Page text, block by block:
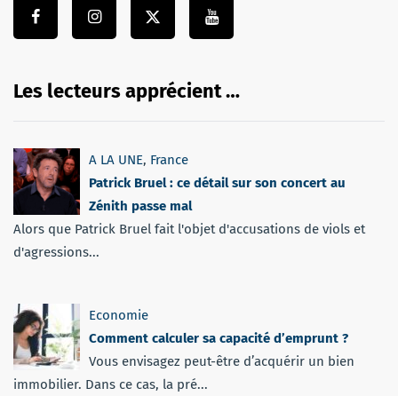
Les lecteurs apprécient …
A LA UNE, France
Patrick Bruel : ce détail sur son concert au
Zénith passe mal
Alors que Patrick Bruel fait l'objet d'accusations de viols et
d'agressions...
Economie
Comment calculer sa capacité d’emprunt ?
Vous envisagez peut-être d’acquérir un bien
immobilier. Dans ce cas, la pré...